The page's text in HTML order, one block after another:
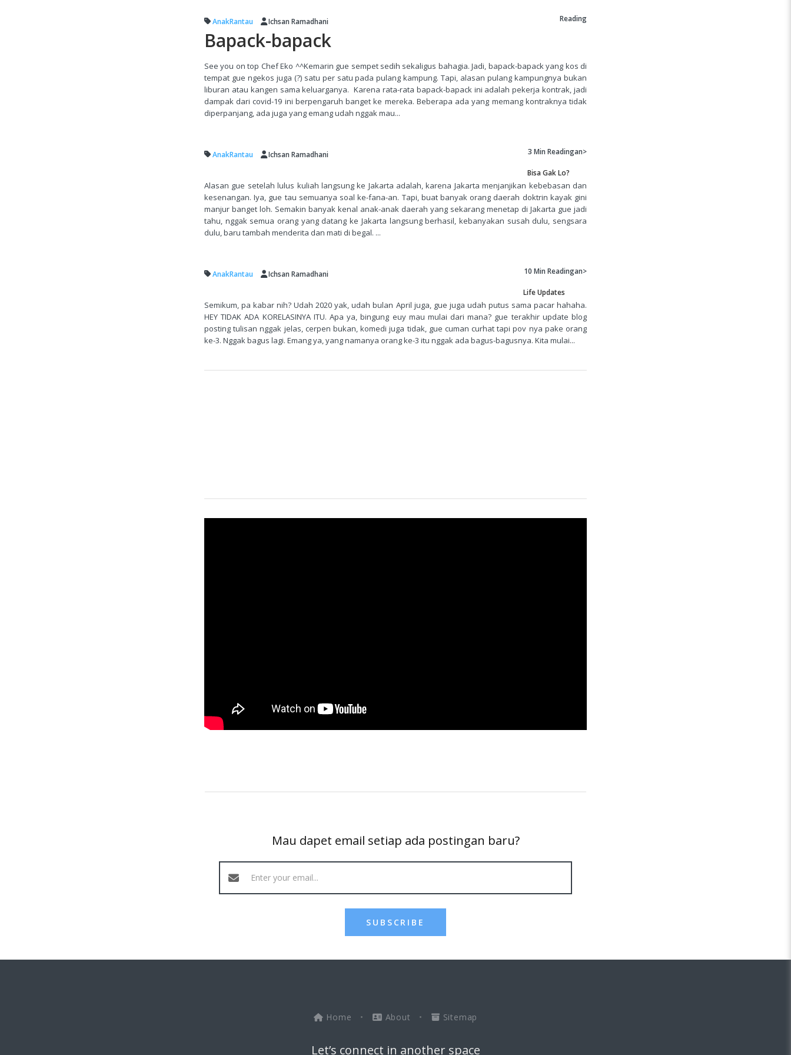
AnakRantau Ichsan Ramadhani Reading
Bapack-bapack
See you on top Chef Eko ^^Kemarin gue sempet sedih sekaligus bahagia. Jadi, bapack-bapack yang kos di
tempat gue ngekos juga (?) satu per satu pada pulang kampung. Tapi, alasan pulang kampungnya bukan
liburan atau kangen sama keluarganya. Karena rata-rata bapack-bapack ini adalah pekerja kontrak, jadi
dampak dari covid-19 ini berpengaruh banget ke mereka. Beberapa ada yang memang kontraknya tidak
diperpanjang, ada juga yang emang udah nggak mau...
AnakRantau Ichsan Ramadhani 3 Min Readingan>
Bisa Gak Lo?
Alasan gue setelah lulus kuliah langsung ke Jakarta adalah, karena Jakarta menjanjikan kebebasan dan
kesenangan. Iya, gue tau semuanya soal ke-fana-an. Tapi, buat banyak orang daerah doktrin kayak gini
manjur banget loh. Semakin banyak kenal anak-anak daerah yang sekarang menetap di Jakarta gue jadi
tahu, nggak semua orang yang datang ke Jakarta langsung berhasil, kebanyakan susah dulu, sengsara
dulu, baru tambah menderita dan mati di begal. ...
AnakRantau Ichsan Ramadhani 10 Min Readingan>
Life Updates
Semikum, pa kabar nih? Udah 2020 yak, udah bulan April juga, gue juga udah putus sama pacar hahaha.
HEY TIDAK ADA KORELASINYA ITU. Apa ya, bingung euy mau mulai dari mana? gue terakhir update blog
posting tulisan nggak jelas, cerpen bukan, komedi juga tidak, gue cuman curhat tapi pov nya pake orang
ke-3. Nggak bagus lagi. Emang ya, yang namanya orang ke-3 itu nggak ada bagus-bagusnya. Kita mulai...
Mau dapet email setiap ada postingan baru?
SUBSCRIBE
Home • About • Sitemap
Let’s connect in another space